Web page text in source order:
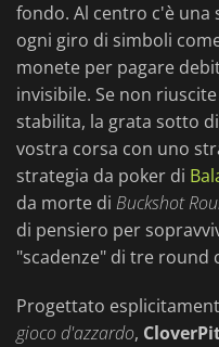
fondo. Al centro c'è una
ogni giro di simboli
monete per pagare
invisibile. Se non
stabilita, la grata sotto
vostra corsa con uno
strategia da poker di
da morte di Buckshot
di pensiero per
"scadenze" di tre round
Progettato
gioco d'azzardo,